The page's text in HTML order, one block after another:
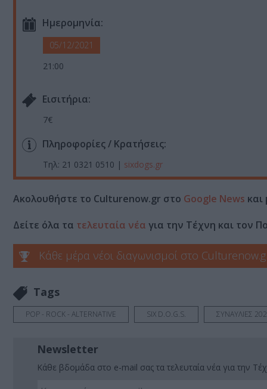
Ημερομηνία:
05/12/2021
21:00
Eισιτήρια:
7€
Πληροφορίες / Κρατήσεις:
Τηλ: 21 0321 0510 | sixdogs.gr
Ακολουθήστε το Culturenow.gr στο Google News και
Δείτε όλα τα τελευταία νέα για την Τέχνη και τον
Κάθε μέρα νέοι διαγωνισμοί στο
Tags
POP - ROCK - ALTERNATIVE SIX D.O.G.S. ΣΥΝΑΥΛΙΕΣ
Newsletter
Κάθε βδομάδα στο e-mail σας τα τελευταία νέα για την